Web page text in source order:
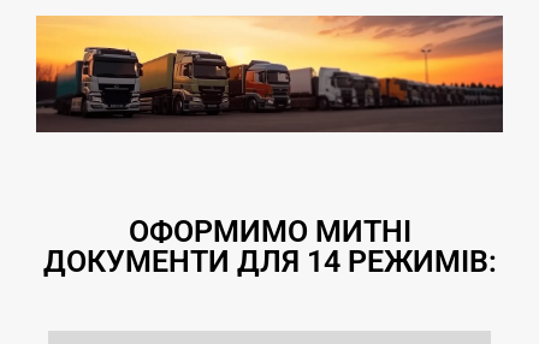
ОФОРМИМО МИТНІ
ДОКУМЕНТИ ДЛЯ 14 РЕЖИМІВ: